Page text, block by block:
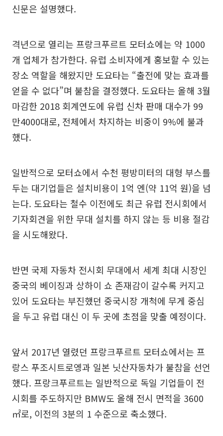
신문은 설명했다.
격년으로 열리는 프랑크푸르트 모터쇼에는 약 1000
개 업체가 참가한다. 유럽 소비자에게 홍보할 수 있는
장소 역할을 해왔지만 도요타는 “출전에 맞는 효과를
얻을 수 없다”며 불참을 결정했다. 도요타는 올해 3월
마감한 2018 회계연도에 유럽 신차 판매 대수가 99
만4000대로, 전체에서 차지하는 비중이 9%에 불과
했다.
일반적으로 모터쇼에서 수천 평방미터의 대형 부스를
두는 대기업들은 설치비용이 1억 엔(약 11억 원)을 넘
는다. 도요타는 철수 이전에도 최근 유럽 전시회에서
기자회견을 위한 무대 설치를 하지 않는 등 비용 절감
을 시도해왔다.
반면 국제 자동차 전시회 무대에서 세계 최대 시장인
중국의 베이징과 상하이 쇼 존재감이 갈수록 커지고
있어 도요타는 부진했던 중국시장 개척에 무게 중심
을 두고 유럽 대신 이 두 곳에 초점을 맞출 예정이다.
앞서 2017년 열렸던 프랑크푸르트 모터쇼에서는 프
랑스 푸조시트로엥과 일본 닛산자동차가 불참을 선언
했다. 프랑크푸르트는 일반적으로 독일 기업들이 전
시회를 주도하지만 BMW도 올해 전시 면적을 3600
㎡로, 이전의 3분의 1 수준으로 축소했다.